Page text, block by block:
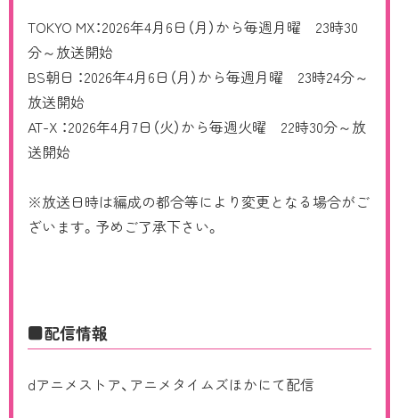
MOVIE
RADIO
TOKYO MX：2026年4月6日（月）から毎週月曜 23時30
分～放送開始
BS朝日 ：2026年4月6日（月）から毎週月曜 23時24分～
放送開始
AT-X ：2026年4月7日（火）から毎週火曜 22時30分～放
送開始
※放送日時は編成の都合等により変更となる場合がご
ざいます。予めご了承下さい。
■配信情報
dアニメストア、アニメタイムズほかにて配信